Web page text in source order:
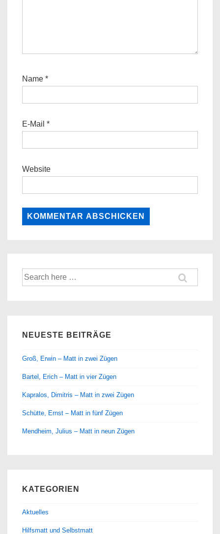
Name *
E-Mail *
Website
Suche
nach:
NEUESTE BEITRÄGE
Groß, Erwin – Matt in zwei Zügen
Bartel, Erich – Matt in vier Zügen
Kapralos, Dimitris – Matt in zwei Zügen
Schütte, Ernst – Matt in fünf Zügen
Mendheim, Julius – Matt in neun Zügen
KATEGORIEN
Aktuelles
Hilfsmatt und Selbstmatt